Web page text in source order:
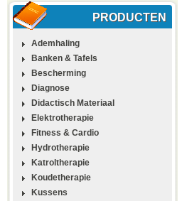
PRODUCTEN
Ademhaling
Banken & Tafels
Bescherming
Diagnose
Didactisch Materiaal
Elektrotherapie
Fitness & Cardio
Hydrotherapie
Katroltherapie
Koudetherapie
Kussens